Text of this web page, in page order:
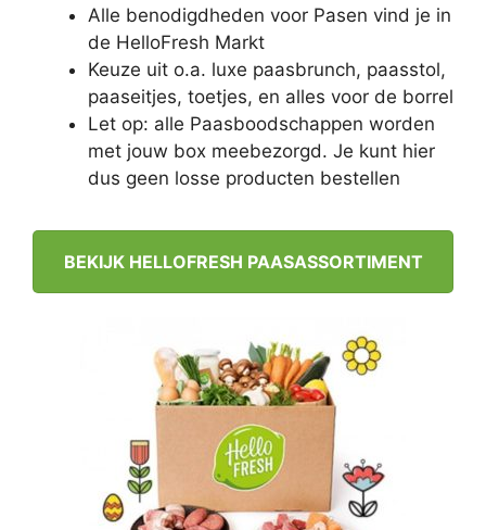
Alle benodigdheden voor Pasen vind je in
de HelloFresh Markt
Keuze uit o.a. luxe paasbrunch, paasstol,
paaseitjes, toetjes, en alles voor de borrel
Let op: alle Paasboodschappen worden
met jouw box meebezorgd. Je kunt hier
dus geen losse producten bestellen
BEKIJK HELLOFRESH PAASASSORTIMENT